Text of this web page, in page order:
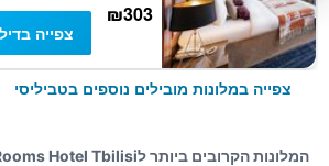
₪303
צפייה
צפייה במלונות מובילים נוספים בטביליסי
המלונות הקרובים ביותר לRooms Hotel Tbilisi